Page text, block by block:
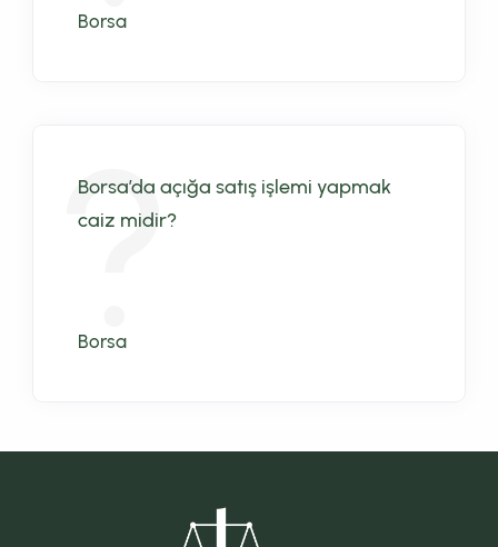
Borsa
Borsa’da açığa satış işlemi yapmak
caiz midir?
Borsa